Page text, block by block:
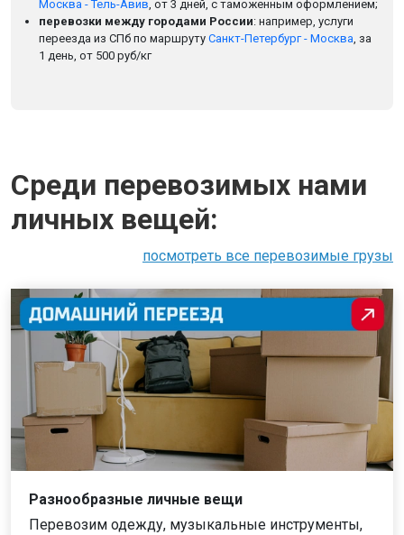
Москва - Тель-Авив, от 3 дней, с таможенным оформлением;
перевозки между городами России: например, услуги
переезда из СПб по маршруту Санкт-Петербург - Москва, за
1 день, от 500 руб/кг
Среди перевозимых нами
личных вещей:
посмотреть все перевозимые грузы
Разнообразные личные вещи
Перевозим одежду, музыкальные инструменты,